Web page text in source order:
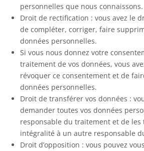
personnelles que nous connaissons.
Droit de rectification : vous avez le
de compléter, corriger, faire
données personnelles.
Si vous nous donnez votre
traitement de vos données, vous
révoquer ce consentement et de
données personnelles.
Droit de transférer vos données :
demander toutes vos données
responsable du traitement et de
intégralité à un autre responsable
Droit d’opposition : vous pouvez